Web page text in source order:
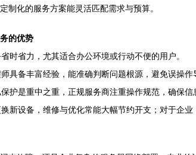
制化的服务方案能灵活匹配需求与预算。
的优势
省时省力，尤其适合办公环境或行动不便的用户。
师具备丰富经验，能准确判断问题根源，避免误操作
保护是重中之重，正规服务商注重操作规范，确保信
换新设备，维修与优化常能大幅节约开支；对于企业